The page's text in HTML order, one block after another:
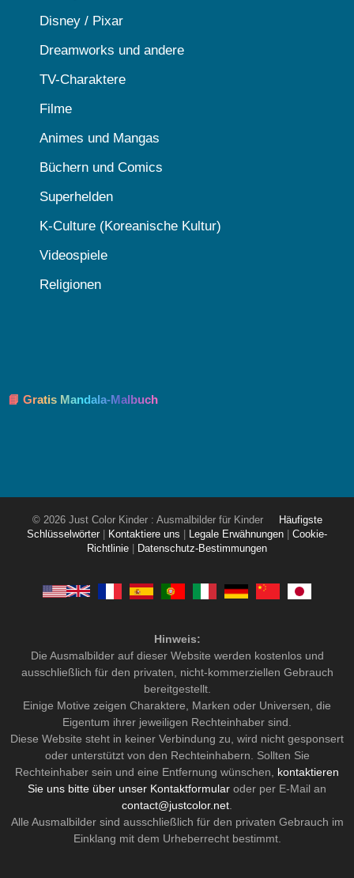
Disney / Pixar
Dreamworks und andere
TV-Charaktere
Filme
Animes und Mangas
Büchern und Comics
Superhelden
K-Culture (Koreanische Kultur)
Videospiele
Religionen
📘 Gratis Mandala-Malbuch
© 2026 Just Color Kinder : Ausmalbilder für Kinder
Häufigste
Schlüsselwörter
Kontaktiere uns Legale Erwähnungen
Cookie-
Richtlinie
Datenschutz-Bestimmungen
Hinweis:
Die Ausmalbilder auf dieser Website werden kostenlos und
ausschließlich für den privaten, nicht-kommerziellen Gebrauch
bereitgestellt.
Einige Motive zeigen Charaktere, Marken oder Universen, die
Eigentum ihrer jeweiligen Rechteinhaber sind.
Diese Website steht in keiner Verbindung zu, wird nicht gesponsert
oder unterstützt von den Rechteinhabern. Sollten Sie
Rechteinhaber sein und eine Entfernung wünschen, kontaktieren
Sie uns bitte über unser Kontaktformular oder per E-Mail an
contact@justcolor.net
Alle Ausmalbilder sind ausschließlich für den privaten Gebrauch im
Einklang mit dem Urheberrecht bestimmt.